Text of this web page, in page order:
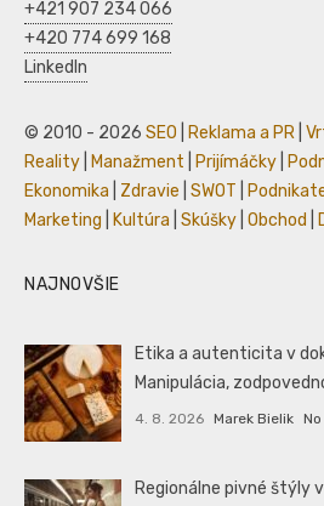
+421 907 234 066
+420 774 699 168
LinkedIn
© 2010 - 2026 SEO Reklama a PR
Reality
Manažment Prijímáčky
Ekonomika
Zdravie SWOT
Marketing
Kultúra Skúšky Obchod
NAJNOVŠIE
Etika a autenticita v
Manipulácia,
4. 8. 2026 Marek Bielik
Regionálne pivné štýly